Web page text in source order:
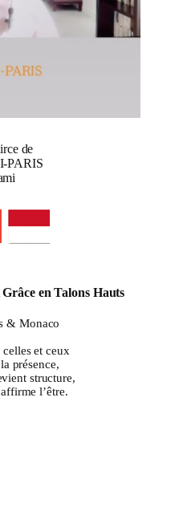
de
PARIS
en Talons Hauts
& Monaco
celles et ceux
présence,
structure,
l’être.